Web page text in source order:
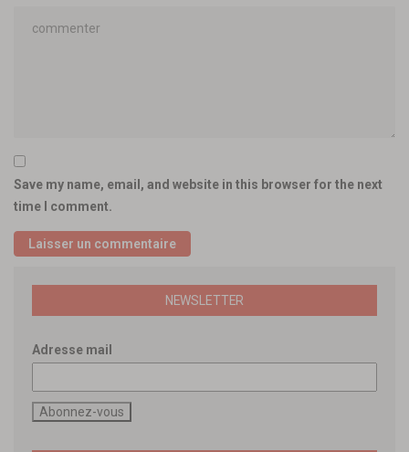
Save my name, email, and website in this browser for the next
time I comment.
NEWSLETTER
Adresse mail